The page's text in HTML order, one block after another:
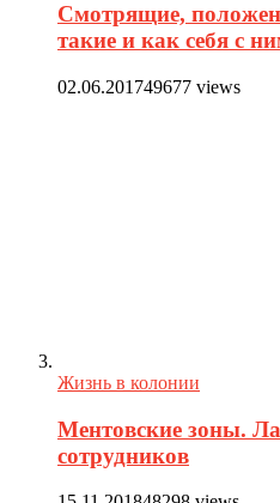
Смотрящие,
такие и как себя с
02.06.201749677 views
Жизнь в колонии
Ментовские зоны.
сотрудников